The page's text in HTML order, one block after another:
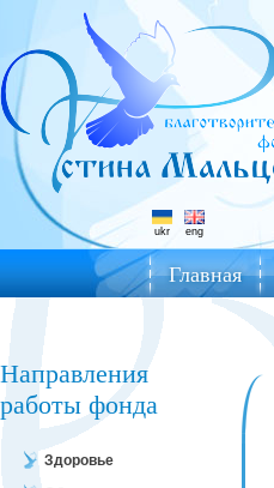
ukr eng
Главная
Направления
работы фонда
Здоровье